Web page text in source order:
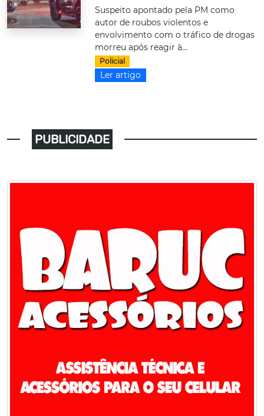
Suspeito apontado pela PM como
autor de roubos violentos e
envolvimento com o tráfico de drogas
morreu após reagir à...
Policial
Ler artigo
PUBLICIDADE